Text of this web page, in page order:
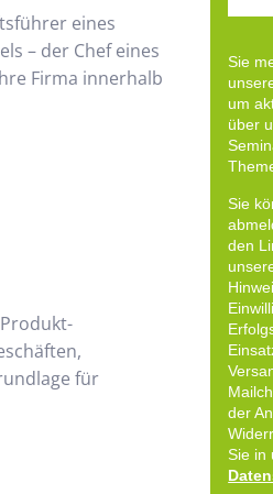
eines
– der Chef eines
Firma innerhalb
für
Sie
um
über
Sie
den
der
Sie in